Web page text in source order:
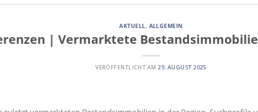
AKTUELL, ALLGEMEIN
| Vermarktete
VERÖFFENTLICHT AM29. AUGUST 2025